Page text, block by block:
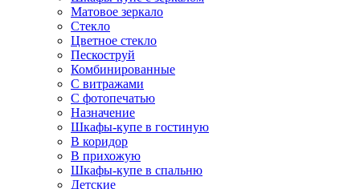
Матовое зеркало
Стекло
Цветное стекло
Пескоструй
Комбинированные
С витражами
С фотопечатью
Назначение
Шкафы-купе в гостиную
В коридор
В прихожую
Шкафы-купе в спальню
Детские